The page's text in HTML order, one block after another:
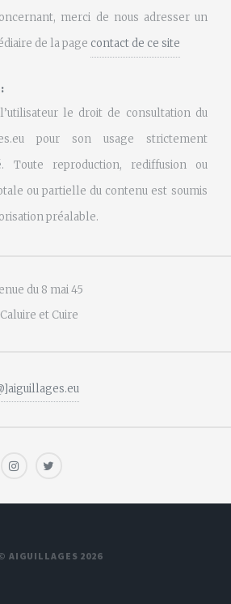
merci de nous adresser un
de la page contact de ce site
le droit de consultation du
pour son usage strictement
Toute reproduction, rediffusion ou
ou partielle du contenu est soumis
préalable.
du 8 mai 45
et Cuire
AIGUILLAGES 2026